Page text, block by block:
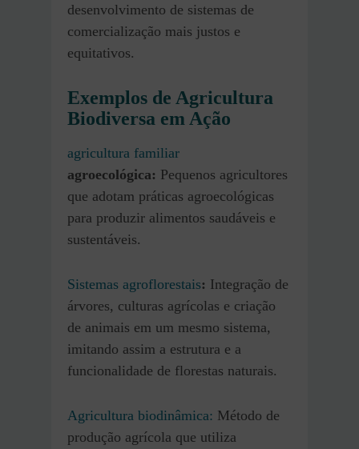
desenvolvimento de sistemas de
comercialização mais justos e
equitativos.
Exemplos de Agricultura
Biodiversa em Ação
agricultura familiar
agroecológica: Pequenos agricultores
que adotam práticas agroecológicas
para produzir alimentos saudáveis e
sustentáveis.
Sistemas agroflorestais: Integração de
árvores, culturas agrícolas e criação
de animais em um mesmo sistema,
imitando assim a estrutura e a
funcionalidade de florestas naturais.
Agricultura biodinâmica: Método de
produção agrícola que utiliza